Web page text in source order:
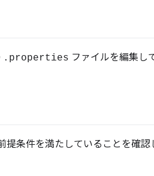
.properties ファイルを編集し
条件を満たしていることを確認